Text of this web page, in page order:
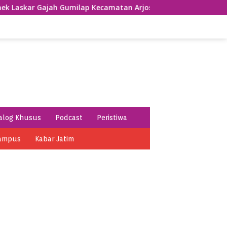
Gumilap Kecamatan Arjosari
Khusus Podcast Peristiwa
Kabar Jatim